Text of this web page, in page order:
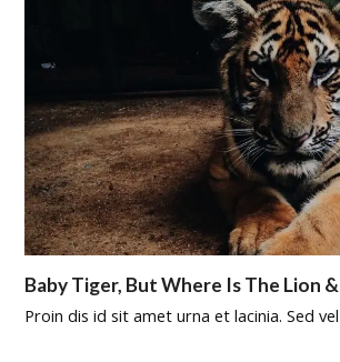
Baby Tiger, But Where Is The Lion
Proin dis id sit amet urna et lacinia. Sed